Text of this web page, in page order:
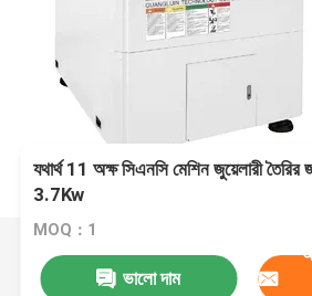
যথার্থ 11 অক্ষ সিএনসি মেশিন জুয়েলারী
3.7Kw
MOQ：1
ভালো দাম